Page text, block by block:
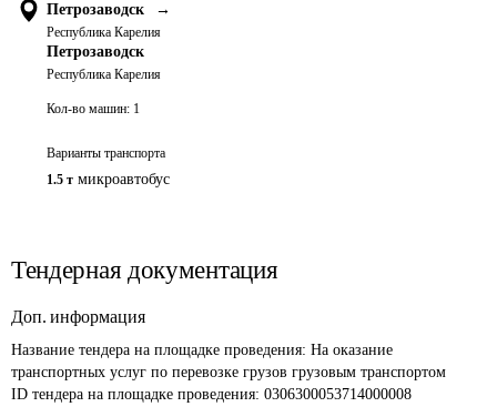
Петрозаводск →
Республика Карелия
Петрозаводск
Республика Карелия
Кол-во машин: 1
Варианты транспорта
1.5 т микроавтобус
Тендерная документация
Доп. информация
Название тендера на площадке проведения: На оказание
транспортных услуг по перевозке грузов грузовым транспортом
ID тендера на площадке проведения: 0306300053714000008